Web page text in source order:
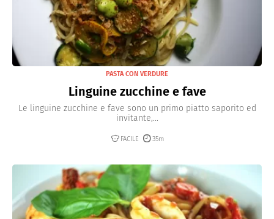
PASTA CON VERDURE
Linguine zucchine e fave
Le linguine zucchine e fave sono un primo piatto saporito ed
invitante,...
FACILE 35m